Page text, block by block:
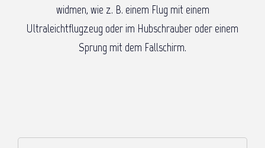
widmen, wie z. B. einem Flug mit einem
Ultraleichtflugzeug oder im Hubschrauber oder einem
Sprung mit dem Fallschirm.